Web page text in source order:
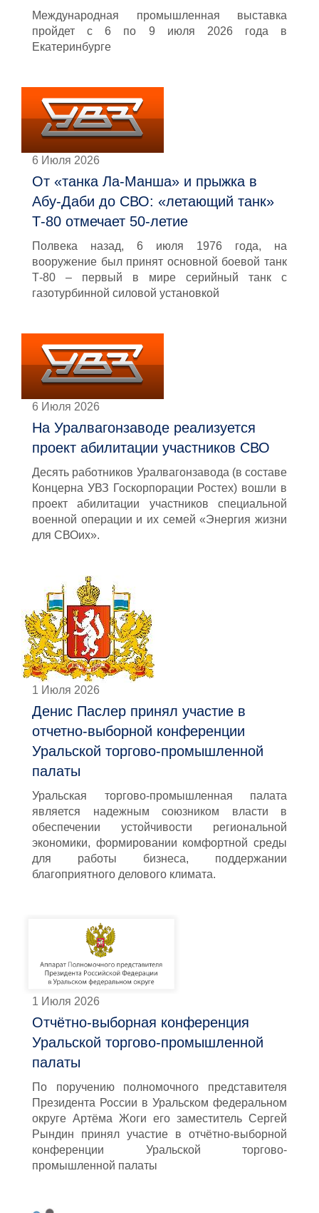
Международная промышленная выставка
пройдет с 6 по 9 июля 2026 года в
Екатеринбурге
6 Июля 2026
От «танка Ла-Манша» и прыжка в
Абу-Даби до СВО: «летающий танк»
Т-80 отмечает 50-летие
Полвека назад, 6 июля 1976 года, на
вооружение был принят основной боевой танк
Т-80 – первый в мире серийный танк с
газотурбинной силовой установкой
6 Июля 2026
На Уралвагонзаводе реализуется
проект абилитации участников СВО
Десять работников Уралвагонзавода (в составе
Концерна УВЗ Госкорпорации Ростех) вошли в
проект абилитации участников специальной
военной операции и их семей «Энергия жизни
для СВОих».
1 Июля 2026
Денис Паслер принял участие в
отчетно-выборной конференции
Уральской торгово-промышленной
палаты
Уральская торгово-промышленная палата
является надежным союзником власти в
обеспечении устойчивости региональной
экономики, формировании комфортной среды
для работы бизнеса, поддержании
благоприятного делового климата.
1 Июля 2026
Отчётно-выборная конференция
Уральской торгово-промышленной
палаты
По поручению полномочного представителя
Президента России в Уральском федеральном
округе Артёма Жоги его заместитель Сергей
Рындин принял участие в отчётно-выборной
конференции Уральской торгово-
промышленной палаты